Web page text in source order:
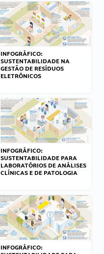
INFOGRÁFICO:
SUSTENTABILIDADE NA
GESTÃO DE RESÍDUOS
ELETRÔNICOS
INFOGRÁFICO:
SUSTENTABILIDADE PARA
LABORATÓRIOS DE ANÁLISES
CLÍNICAS E DE PATOLOGIA
INFOGRÁFICO: